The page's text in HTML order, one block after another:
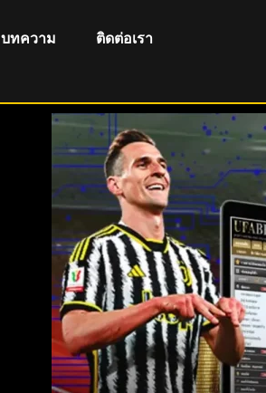
บทความ ติดต่อเรา